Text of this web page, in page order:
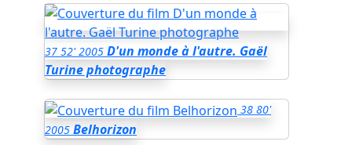
37 52' 2005 D'un monde à l'autre. Gaël
Turine photographe
38 80'
2005 Belhorizon